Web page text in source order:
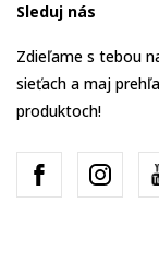
Sleduj nás
Zdieľame s tebou
sieťach a maj
produktoch!